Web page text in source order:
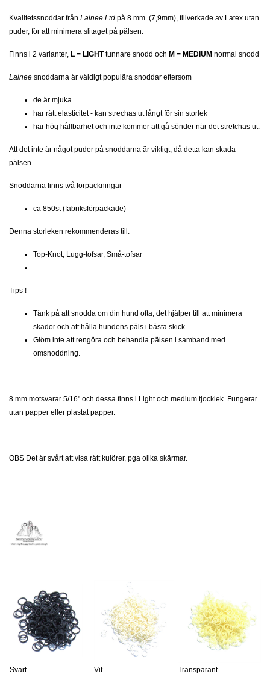
Kvalitetssnoddar från Lainee Ltd på 8 mm (7,9mm), tillverkade av Latex utan
puder, för att minimera slitaget på pälsen.
Finns i 2 varianter, L = LIGHTtunnare snodd och M = MEDIUM normal snodd
Lainee snoddarna är väldigt populära snoddar eftersom
de är mjuka
har rätt elasticitet - kan strechas ut långt för sin storlek
har hög hållbarhet och inte kommer att gå sönder när det stretchas ut.
Att det inte är något puder på snoddarna är viktigt, då detta kan skada
pälsen.
Snoddarna finns två förpackningar
ca 850st (fabriksförpackade)
Denna storleken rekommenderas till:
Top-Knot, Lugg-tofsar, Små-tofsar
Tips !
Tänk på att snodda om din hund ofta, det hjälper till att minimera
skador och att hålla hundens päls i bästa skick.
Glöm inte att rengöra och behandla pälsen i samband med
omsnoddning.
8 mm motsvarar 5/16" och dessa finns i Light och medium tjocklek. Fungerar
utan papper eller plastat papper.
OBS Det är svårt att visa rätt kulörer, pga olika skärmar.
Svart Vit Transparant